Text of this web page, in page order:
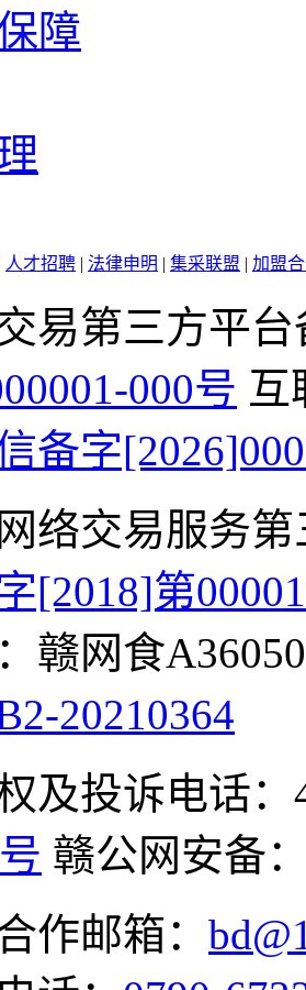
障
人才招聘 | 法律申明 | 集采联盟 | 加盟
易第三方平
000号 互
备字
络交易服务
[2018]第
赣网食
20210364
及投诉电话：
赣公网安备
作邮箱：